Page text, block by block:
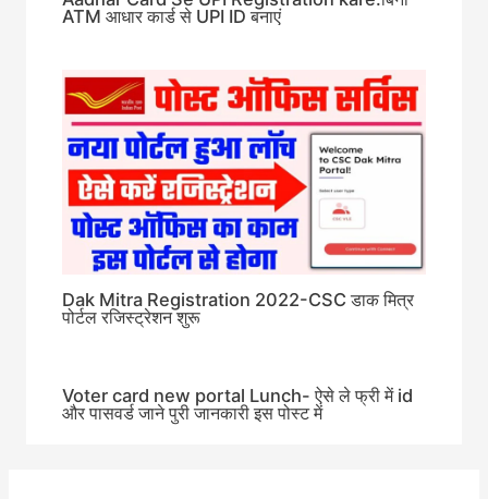
ATM आधार कार्ड से UPI ID बनाएं
Dak Mitra Registration 2022-CSC डाक मित्र
पोर्टल रजिस्ट्रेशन शुरू
Voter card new portal Lunch- ऐसे ले फ्री में id
और पासवर्ड जाने पुरी जानकारी इस पोस्ट में